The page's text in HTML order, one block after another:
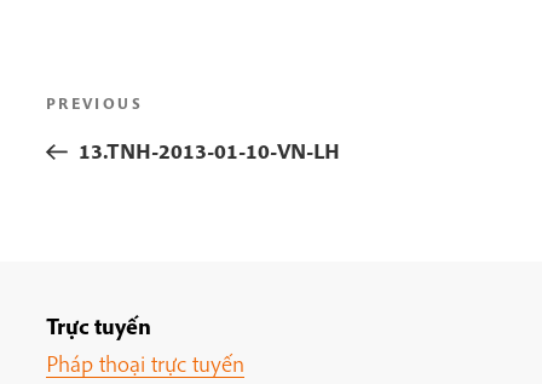
Previous
Post
PREVIOUS
13.TNH-2013-01-10-VN-LH
Trực tuyến
Pháp thoại trực tuyến